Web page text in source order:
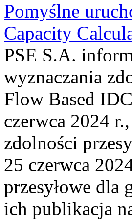
Pomyślne
Capacity
PSE S.A.
wyznaczania
Flow Based
czerwca 2024
zdolności
25 czerwca
przesyłowe dla
ich publikacja